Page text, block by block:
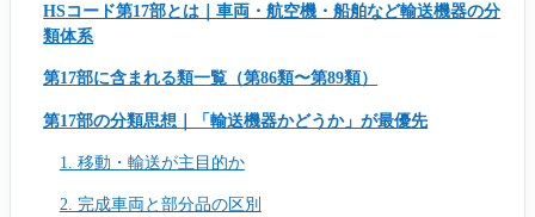
HSコード第17部とは｜車両・航空機・船舶など輸送機器の分
類体系
第17部に含まれる類一覧（第86類〜第89類）
第17部の分類思想｜「輸送機器かどうか」が最優先
1. 移動・輸送が主目的か
2. 完成車両と部分品の区別